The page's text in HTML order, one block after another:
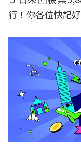
行！你各位快記